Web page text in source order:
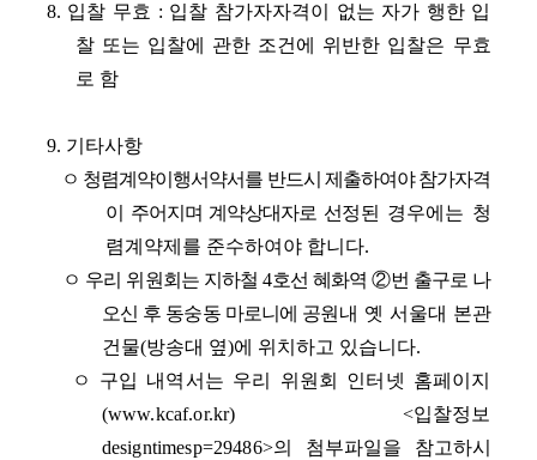
8. 입찰 무효 : 입찰 참가자자격이 없는 자가 행한 입
찰 또는 입찰에 관한 조건에 위반한 입찰은 무효
로 함
9. 기타사항
ㅇ 청렴계약이행서약서를 반드시 제출하여야 참가자격
이 주어지며 계약상대자로 선정된 경우에는 청
렴계약제를 준수하여야 합니다.
ㅇ 우리 위원회는 지하철 4호선 혜화역 ②번 출구로 나
오신 후 동숭동 마로니에 공원내 옛 서울대 본관
건물(방송대 옆)에 위치하고 있습니다.
ㅇ 구입 내역서는 우리 위원회 인터넷 홈페이지
(www.kcaf.or.kr) <입찰정보
designtimesp=29486>의 첨부파일을 참고하시